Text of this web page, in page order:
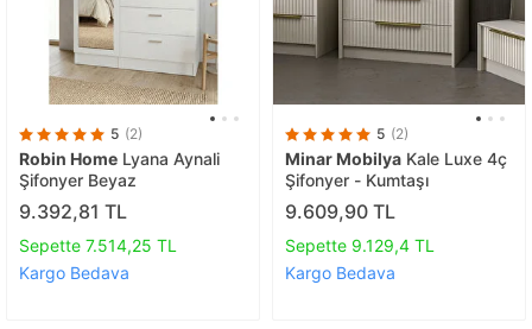
5 (2)
Robin Home Lyana Aynali
Şifonyer Beyaz
9.392,81 TL
Sepette 7.514,25 TL
Kargo Bedava
5 (2)
Minar Mobilya Kale Luxe 4ç
Şifonyer - Kumtaşı
9.609,90 TL
Sepette 9.129,4 TL
Kargo Bedava